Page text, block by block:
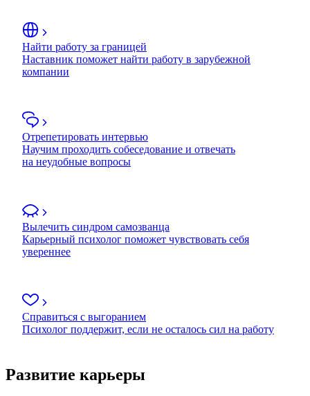
Найти работу за границей
Наставник поможет найти работу в зарубежной
компании
Отрепетировать интервью
Научим проходить собеседование и отвечать
на неудобные вопросы
Вылечить синдром самозванца
Карьерный психолог поможет чувствовать себя
увереннее
Справиться с выгоранием
Психолог поддержит, если не осталось сил на работу
Развитие карьеры